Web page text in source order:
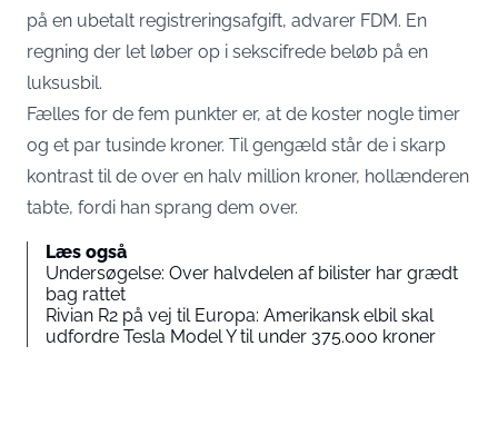
på en ubetalt registreringsafgift, advarer FDM. En
regning der let løber op i sekscifrede beløb på en
luksusbil.
Fælles for de fem punkter er, at de koster nogle timer
og et par tusinde kroner. Til gengæld står de i skarp
kontrast til de over en halv million kroner, hollænderen
tabte, fordi han sprang dem over.
Læs også
Undersøgelse: Over halvdelen af bilister har grædt
bag rattet
Rivian R2 på vej til Europa: Amerikansk elbil skal
udfordre Tesla Model Y til under 375.000 kroner